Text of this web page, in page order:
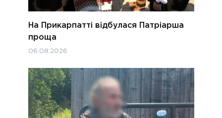
На Прикарпатті відбулася Патріарша
проща
06.08.2026